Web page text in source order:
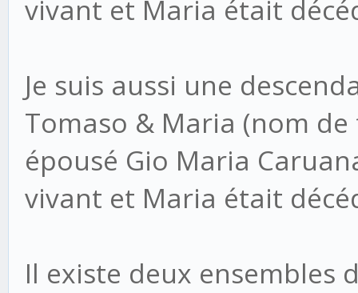
vivant et Maria était
Je suis aussi une
Tomaso & Maria (nom
épousé Gio Maria
vivant et Maria était
Il existe deux ensembles